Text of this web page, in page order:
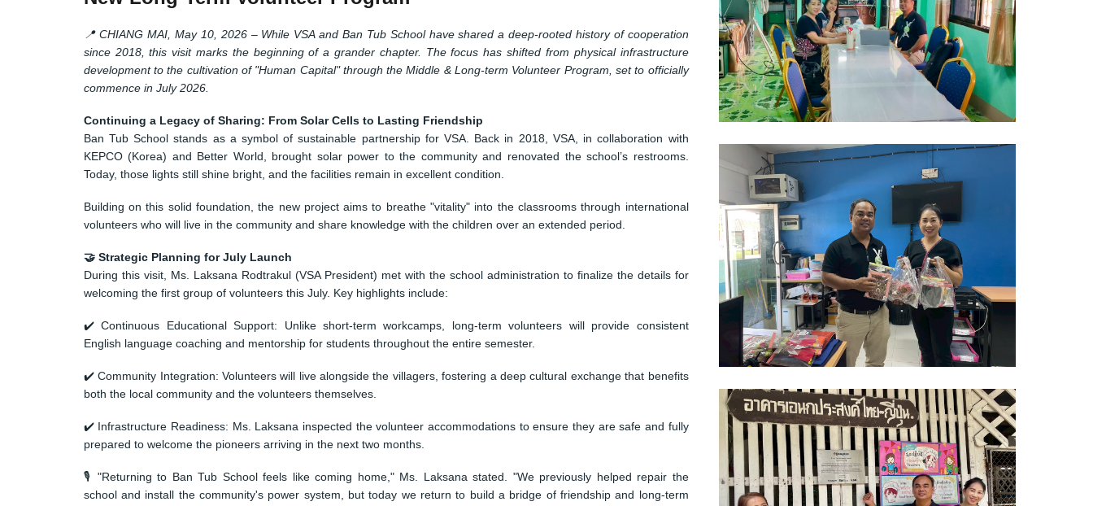
📍 CHIANG MAI, May 10, 2026 – While VSA and Ban Tub School have shared a deep-rooted history of cooperation
since 2018, this visit marks the beginning of a grander chapter. The focus has shifted from physical infrastructure
development to the cultivation of "Human Capital" through the Middle & Long-term Volunteer Program, set to officially
commence in July 2026.
Continuing a Legacy of Sharing: From Solar Cells to Lasting Friendship
Ban Tub School stands as a symbol of sustainable partnership for VSA. Back in 2018, VSA, in collaboration with
KEPCO (Korea) and Better World, brought solar power to the community and renovated the school’s restrooms.
Today, those lights still shine bright, and the facilities remain in excellent condition.
Building on this solid foundation, the new project aims to breathe "vitality" into the classrooms through international
volunteers who will live in the community and share knowledge with the children over an extended period.
🤝 Strategic Planning for July Launch
During this visit, Ms. Laksana Rodtrakul (VSA President) met with the school administration to finalize the details for
welcoming the first group of volunteers this July. Key highlights include:
✔️ Continuous Educational Support: Unlike short-term workcamps, long-term volunteers will provide consistent
English language coaching and mentorship for students throughout the entire semester.
✔️ Community Integration: Volunteers will live alongside the villagers, fostering a deep cultural exchange that benefits
both the local community and the volunteers themselves.
✔️ Infrastructure Readiness: Ms. Laksana inspected the volunteer accommodations to ensure they are safe and fully
prepared to welcome the pioneers arriving in the next two months.
🎙 "Returning to Ban Tub School feels like coming home," Ms. Laksana stated. "We previously helped repair the
school and install the community's power system, but today we return to build a bridge of friendship and long-term